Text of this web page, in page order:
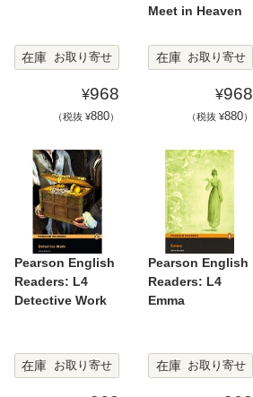
在庫 お取り寄せ
¥968
（税抜 ¥880）
Meet in Heaven
在庫 お取り寄せ
¥968
（税抜 ¥880）
Pearson English
Readers: L4
Detective Work
在庫 お取り寄せ
Pearson English
Readers: L4
Emma
在庫 お取り寄せ